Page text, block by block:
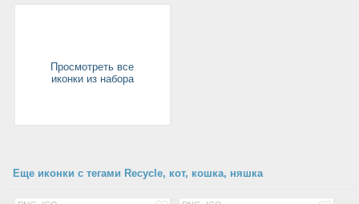
Просмотреть все
иконки из набора
Еще иконки с тегами Recycle, кот, кошка, няшка